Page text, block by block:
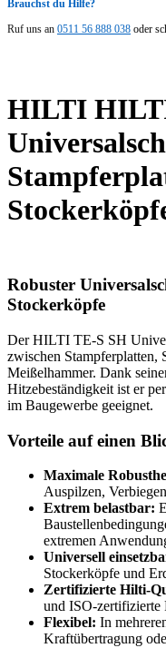
Brauchst du Hilfe?
Ruf uns an 0511 56 888 038 oder
HILTI
Robuster
Stockerköpfe
Der HILTI TE-S SH
zwischen Stampferplatten,
Meißelhammer. Dank
Hitzebeständigkeit ist er
im Baugewerbe geeignet.
Vorteile auf einen
Maximale
Auspilzen,
Extrem belastbar:
extremen
Universell
Stockerköpfe und
Zertifizierte Hilti-
und ISO-zertifizierte
Flexibel: In
Kraftübertragung